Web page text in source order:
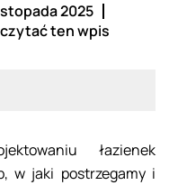
2025
ten wpis
łazienek
w jaki postrzegamy i